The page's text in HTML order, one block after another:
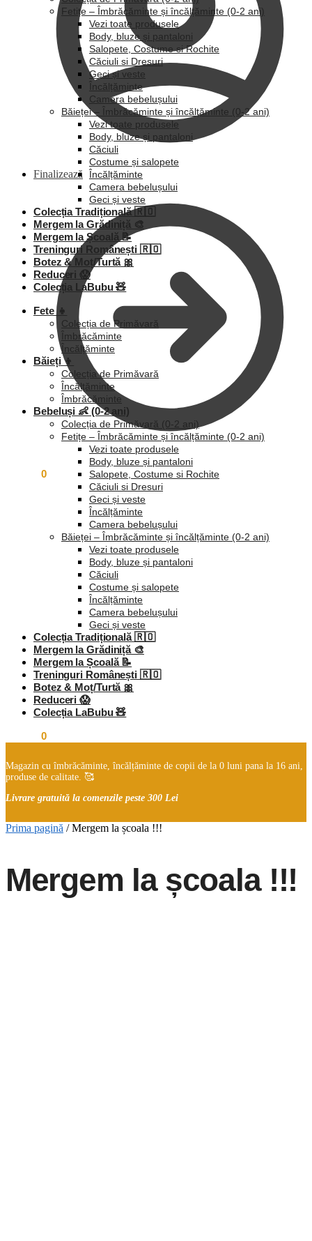
Finalizează
0
Fetițe – Îmbrăcăminte și încălțăminte (0-2 ani)
Vezi toate produsele
Body, bluze și pantaloni
Salopete, Costume si Rochite
Căciuli si Dresuri
Geci și veste
Încălțăminte
Camera bebelușului
Băieței – Îmbrăcăminte și încălțăminte (0-2 ani)
Vezi toate produsele
Body, bluze și pantaloni
Căciuli
Costume și salopete
Încălțăminte
Camera bebelușului
Geci și veste
Colecția Tradițională 🇷🇴
Mergem la Grădiniță 🎨
Mergem la Școală 📝
Treninguri Românești 🇷🇴
Botez & Moț/Turtă 🎀
Reduceri 😱
Colecția LaBubu 🧸
Fete 👧
Colecția de Primăvară
Îmbrăcăminte
Încălțăminte
Băieți 👦
Colecția de Primăvară
Încălțăminte
Îmbrăcăminte
Bebeluși 👶 (0-2 ani)
Colecția de Primăvară (0-2 ani)
Fetițe – Îmbrăcăminte și încălțăminte (0-2 ani)
Vezi toate produsele
Body, bluze și pantaloni
Salopete, Costume si Rochite
Căciuli si Dresuri
Geci și veste
Încălțăminte
Camera bebelușului
Băieței – Îmbrăcăminte și încălțăminte (0-2 ani)
Vezi toate produsele
Body, bluze și pantaloni
Căciuli
Costume și salopete
Încălțăminte
Camera bebelușului
Geci și veste
Colecția Tradițională 🇷🇴
Mergem la Grădiniță 🎨
Mergem la Școală 📝
Treninguri Românești 🇷🇴
Botez & Moț/Turtă 🎀
Reduceri 😱
Colecția LaBubu 🧸
0
Magazin cu îmbrăcăminte, încălțăminte de copii de la 0 luni pana la 16 ani,
produse de calitate. 🥰
Livrare gratuită la comenzile peste 300 Lei
Prima pagină /Mergem la școala !!!
Mergem la școala !!!